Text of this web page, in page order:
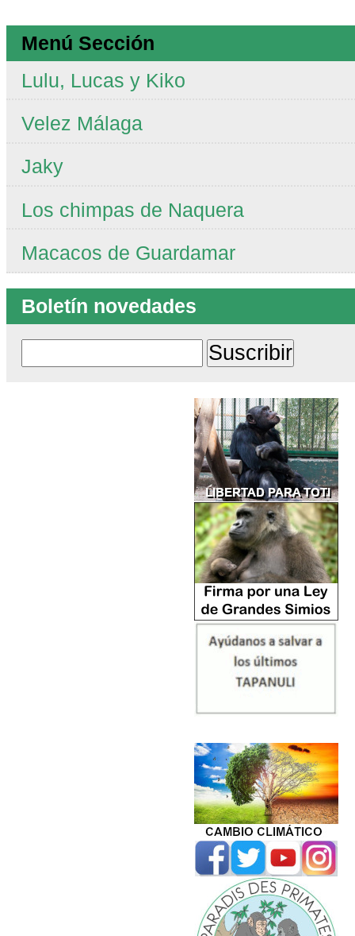
Menú Sección
Lulu, Lucas y Kiko
Velez Málaga
Jaky
Los chimpas de Naquera
Macacos de Guardamar
Boletín novedades